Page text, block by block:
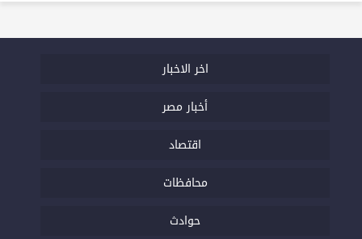
اخر الاخبار
أخبار مصر
اقتصاد
محافظات
حوادث